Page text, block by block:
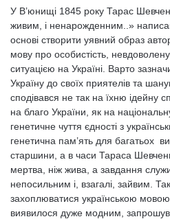
У В’юнищі 1845 року Тарас
живим, i ненарожденним..»
основі створити уявний образ
мову про особистість,
ситуацією на Україні. Варто
Україну до своїх приятелів та
сподівався не так на їхню ідейну
на благо України, як на
генетичне чуття єдності з
генетична пам’ять для багатьох
старшини, а в часи Тараса
мертва, ніж жива, а завдання
непосильним і, взагалі, зайвим.
захоплюватися українською
виявилося дуже модним,